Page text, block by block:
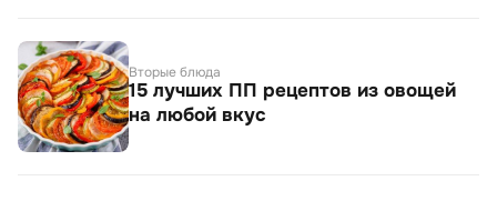
Вторые блюда
15 лучших ПП рецептов из овощей
на любой вкус